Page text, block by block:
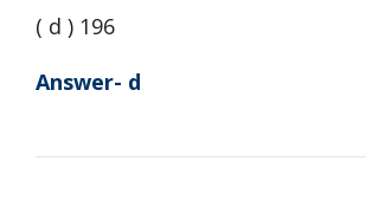
( d ) 196
Answer- d